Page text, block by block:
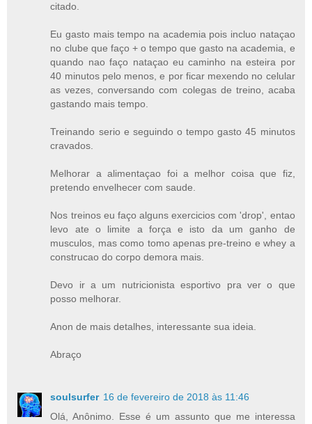
citado.
Eu gasto mais tempo na academia pois incluo nataçao
no clube que faço + o tempo que gasto na academia, e
quando nao faço nataçao eu caminho na esteira por
40 minutos pelo menos, e por ficar mexendo no celular
as vezes, conversando com colegas de treino, acaba
gastando mais tempo.
Treinando serio e seguindo o tempo gasto 45 minutos
cravados.
Melhorar a alimentaçao foi a melhor coisa que fiz,
pretendo envelhecer com saude.
Nos treinos eu faço alguns exercicios com 'drop', entao
levo ate o limite a força e isto da um ganho de
musculos, mas como tomo apenas pre-treino e whey a
construcao do corpo demora mais.
Devo ir a um nutricionista esportivo pra ver o que
posso melhorar.
Anon de mais detalhes, interessante sua ideia.
Abraço
soulsurfer 16 de fevereiro de 2018 às 11:46
Olá, Anônimo. Esse é um assunto que me interessa